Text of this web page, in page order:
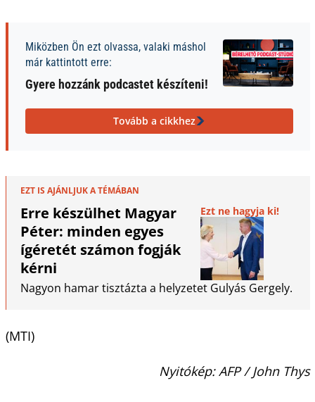
Miközben Ön ezt olvassa, valaki máshol
már kattintott erre:
Gyere hozzánk podcastet készíteni!
Tovább a cikkhez
EZT IS AJÁNLJUK A TÉMÁBAN
Erre készülhet Magyar
Péter: minden egyes
ígéretét számon fogják
kérni
Ezt ne hagyja ki!
Nagyon hamar tisztázta a helyzetet Gulyás Gergely.
(MTI)
Nyitókép: AFP / John Thys